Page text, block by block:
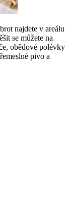
najdete v areálu
se můžete na
obědové polévky
pivo a